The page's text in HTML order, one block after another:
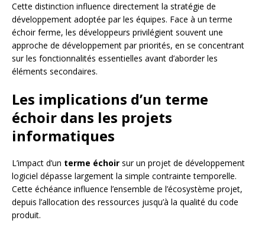
Cette distinction influence directement la stratégie de
développement adoptée par les équipes. Face à un terme
échoir ferme, les développeurs privilégient souvent une
approche de développement par priorités, en se concentrant
sur les fonctionnalités essentielles avant d’aborder les
éléments secondaires.
Les implications d’un terme
échoir dans les projets
informatiques
L’impact d’un terme échoir sur un projet de développement
logiciel dépasse largement la simple contrainte temporelle.
Cette échéance influence l’ensemble de l’écosystème projet,
depuis l’allocation des ressources jusqu’à la qualité du code
produit.